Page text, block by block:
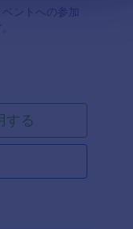
ントへの参加
する